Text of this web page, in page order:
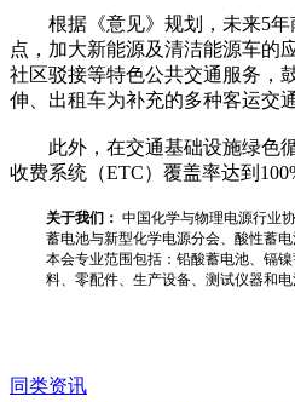
根据《意见》规划，未来5年
点，加大新能源及清洁能源车的
社区驳接等特色公共交通服务，
伸、出租车为补充的多种客运交
此外，在交通基础设施绿色循
收费系统（ETC）覆盖率达到
关于我们： 中国化学与物理电源行业
蓄电池与新型化学电源分会、酸性蓄
本会专业范围包括：铅酸蓄电池、镉
料、零配件、生产设备、测试仪器和电
同类资讯